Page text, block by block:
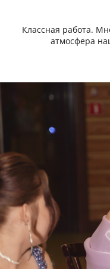
Классная работа.
атмосфера